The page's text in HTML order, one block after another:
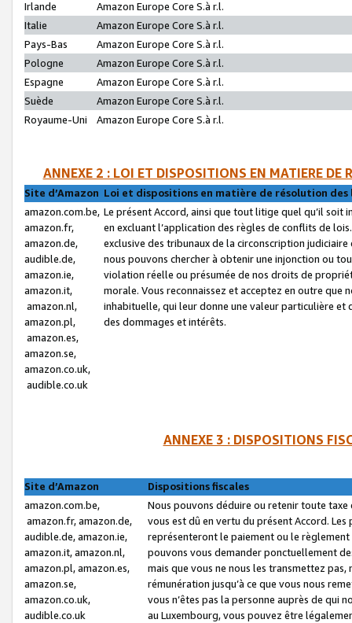
Irlande
Amazon Europe Core S.à r.l.
Italie
Amazon Europe Core S.à r.l.
Pays-Bas
Amazon Europe Core S.à r.l.
Pologne
Amazon Europe Core S.à r.l.
Espagne
Amazon Europe Core S.à r.l.
Suède
Amazon Europe Core S.à r.l.
Royaume-Uni
Amazon Europe Core S.à r.l.
ANNEXE 2 : LOI ET DISPOSITIONS EN MATIERE DE
Site d’Amazon Loi et dispositions en matière de résolution
amazon.com.be,
amazon.fr,
amazon.de,
audible.de,
amazon.ie,
amazon.it,
amazon.nl,
amazon.pl,
amazon.es,
amazon.se,
amazon.co.uk,
audible.co.uk
Le présent Accord, ainsi que tout litige quel qu’il soit
en excluant l’application des règles de conflits de
exclusive des tribunaux de la circonscription
nous pouvons chercher à obtenir une injonction ou
violation réelle ou présumée de nos droits de
morale. Vous reconnaissez et acceptez en outre que
inhabituelle, qui leur donne une valeur particulière
des dommages et intérêts.
ANNEXE 3 : DISPOSITIONS
Site d’Amazon
Dispositions fiscales
amazon.com.be,
amazon.fr, amazon.de,
audible.de, amazon.ie,
amazon.it, amazon.nl,
amazon.pl, amazon.es,
amazon.se,
amazon.co.uk,
audible.co.uk
Nous pouvons déduire ou retenir toute
vous est dû en vertu du présent Accord.
représenteront le paiement ou le
pouvons vous demander ponctuellement
mais que vous ne nous les transmettez
rémunération jusqu’à ce que vous nous
vous n’êtes pas la personne auprès de qui
au Luxembourg, vous pouvez être